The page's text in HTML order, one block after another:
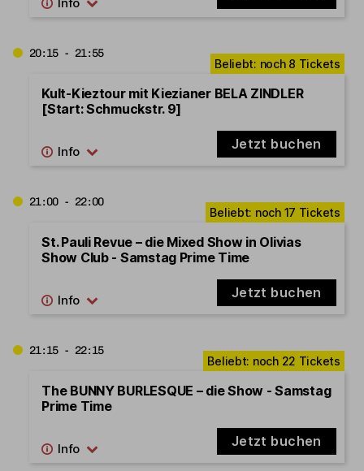
20:15 - 21:55
Kult-Kieztour mit Kiezianer BELA ZINDLER
[Start: Schmuckstr. 9]
Jetzt buchen
21:00 - 22:00
St. Pauli Revue – die Mixed Show in Olivias
Show Club - Samstag Prime Time
Jetzt buchen
21:15 - 22:15
The BUNNY BURLESQUE – die Show - Samstag
Prime Time
Jetzt buchen